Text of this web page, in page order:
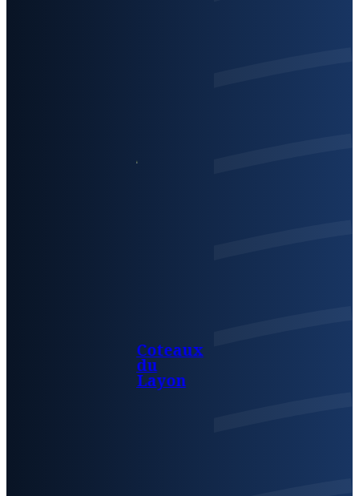
Coteaux
du
Layon